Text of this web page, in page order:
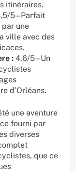
itinéraires.
5 – Parfait
une
ville avec des
: 4,6/5 – Un
d’Orléans.
une aventure
fourni par
diverses
que ce